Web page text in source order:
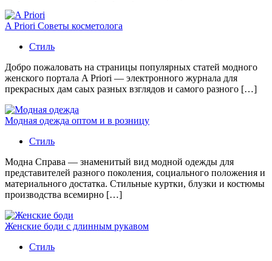
A Priori Советы косметолога
Стиль
Добро пожаловать на страницы популярных статей модного
женского портала A Priori — электронного журнала для
прекрасных дам саых разных взглядов и самого разного […]
Модная одежда оптом и в розницу
Стиль
Модна Справа — знаменитый вид модной одежды для
представителей разного поколения, социального положения и
материального достатка. Стильные куртки, блузки и костюмы
производства всемирно […]
Женские боди с длинным рукавом
Стиль